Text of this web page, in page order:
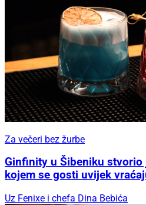
Za večeri bez žurbe
Ginfinity u Šibeniku
kojem se gosti uvijek
Uz Fenixe i chefa Dina Bebića